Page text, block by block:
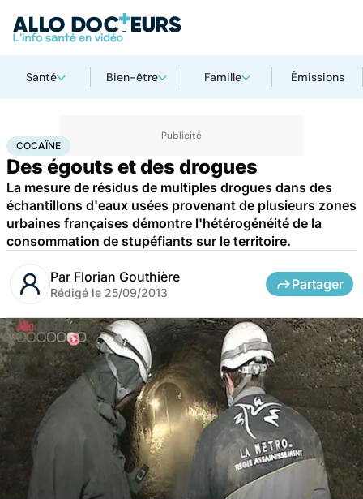
Santé Bien-être Famille Émissions
AccueilSanté Drogues et addictions
COCAÏNE
Des égouts et des drogues
La mesure de résidus de multiples drogues dans des
échantillons d'eaux usées provenant de plusieurs zones
urbaines françaises démontre l'hétérogénéité de la
consommation de stupéfiants sur le territoire.
Par Florian Gouthière
Rédigé le 25/09/2013
Partager